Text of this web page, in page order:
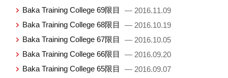
Baka Training College 69限目
— 2016.11.09
Baka Training College 68限目
— 2016.10.19
Baka Training College 67限目
— 2016.10.05
Baka Training College 66限目
— 2016.09.20
Baka Training College 65限目
— 2016.09.07